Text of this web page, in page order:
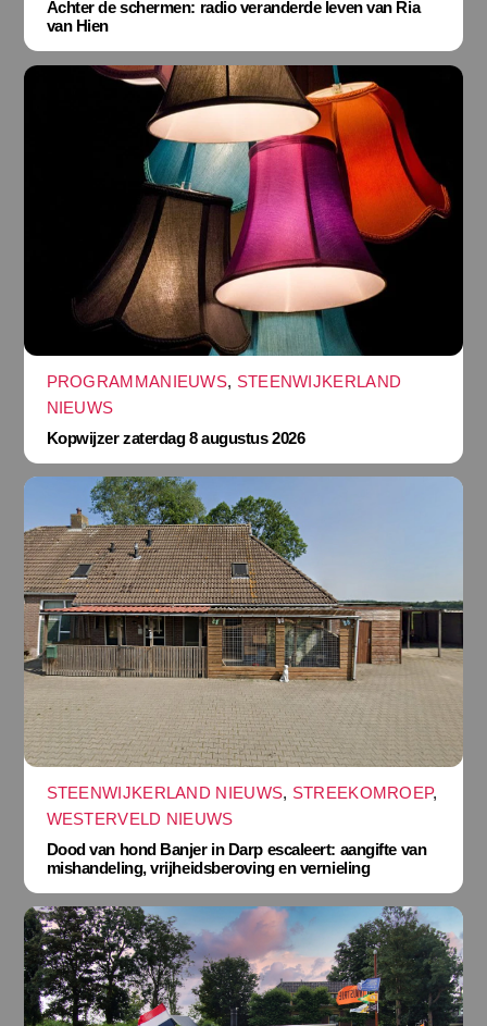
Achter de schermen: radio veranderde leven van Ria
van Hien
PROGRAMMANIEUWS, STEENWIJKERLAND
NIEUWS
Kopwijzer zaterdag 8 augustus 2026
STEENWIJKERLAND NIEUWS, STREEKOMROEP,
WESTERVELD NIEUWS
Dood van hond Banjer in Darp escaleert: aangifte van
mishandeling, vrijheidsberoving en vernieling